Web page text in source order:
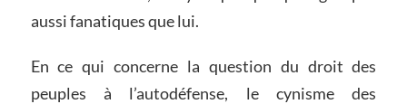
aussi fanatiques que lui.
En ce qui concerne la question du droit des
peuples à l’autodéfense, le cynisme des